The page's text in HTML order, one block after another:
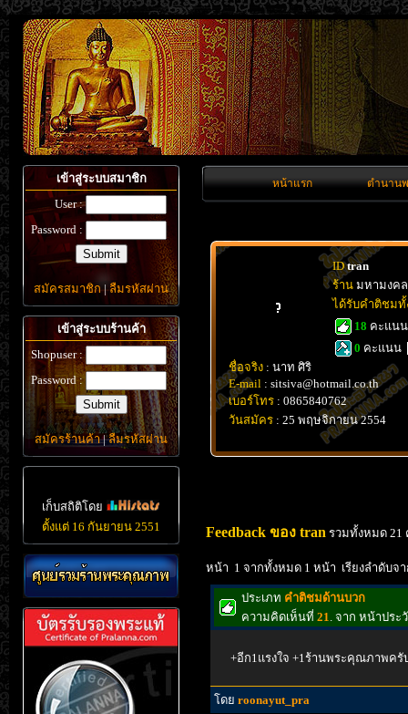
เข้าสู่ระบบสมาชิก
User :
Password :
สมัครสมาชิก|ลืมรหัสผ่าน
เข้าสู่ระบบร้านค้า
Shopuser :
Password :
สมัครร้านค้า|ลืมรหัสผ่าน
เก็บสถิติโดย
ตั้งแต่ 16 กันยายน 2551
หน้าแรก ตำนาน
ID tran
ร้าน มหามงคล
ได้รับคำติชม
18 คะแน
0 คะแนน
ชื่อจริง : นาท ศิริ
E-mail : sitsiva@hotmail.co.th
เบอร์โทร : 0865840762
วันสมัคร : 25 พฤษจิกายน 2554
Feedback ของ tran รวมทั้งหมด 21
หน้า 1 จากทั้งหมด 1 หน้า เรียงลำดับจา
ประเภท คำติชมด้านบวก
ความคิดเห็นที่ 21. จาก หน้าประ
+อีก1แรงใจ +1ร้านพระคุณภาพครั
โดย roonayut_pra